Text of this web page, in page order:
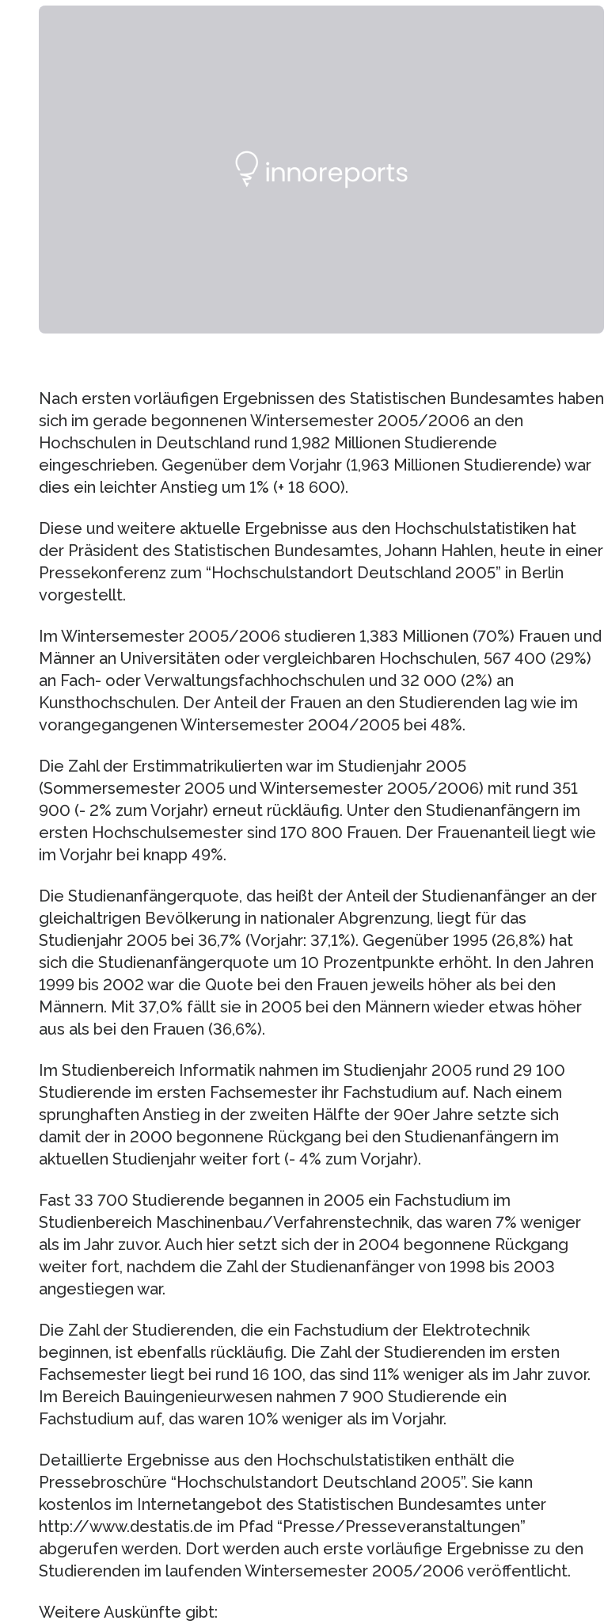
Nach ersten vorläufigen Ergebnissen des Statistischen Bundesamtes haben
sich im gerade begonnenen Wintersemester 2005/2006 an den
Hochschulen in Deutschland rund 1,982 Millionen Studierende
eingeschrieben. Gegenüber dem Vorjahr (1,963 Millionen Studierende) war
dies ein leichter Anstieg um 1% (+ 18 600).
Diese und weitere aktuelle Ergebnisse aus den Hochschulstatistiken hat
der Präsident des Statistischen Bundesamtes, Johann Hahlen, heute in einer
Pressekonferenz zum “Hochschulstandort Deutschland 2005” in Berlin
vorgestellt.
Im Wintersemester 2005/2006 studieren 1,383 Millionen (70%) Frauen und
Männer an Universitäten oder vergleichbaren Hochschulen, 567 400 (29%)
an Fach- oder Verwaltungsfachhochschulen und 32 000 (2%) an
Kunsthochschulen. Der Anteil der Frauen an den Studierenden lag wie im
vorangegangenen Wintersemester 2004/2005 bei 48%.
Die Zahl der Erstimmatrikulierten war im Studienjahr 2005
(Sommersemester 2005 und Wintersemester 2005/2006) mit rund 351
900 (- 2% zum Vorjahr) erneut rückläufig. Unter den Studienanfängern im
ersten Hochschulsemester sind 170 800 Frauen. Der Frauenanteil liegt wie
im Vorjahr bei knapp 49%.
Die Studienanfängerquote, das heißt der Anteil der Studienanfänger an der
gleichaltrigen Bevölkerung in nationaler Abgrenzung, liegt für das
Studienjahr 2005 bei 36,7% (Vorjahr: 37,1%). Gegenüber 1995 (26,8%) hat
sich die Studienanfängerquote um 10 Prozentpunkte erhöht. In den Jahren
1999 bis 2002 war die Quote bei den Frauen jeweils höher als bei den
Männern. Mit 37,0% fällt sie in 2005 bei den Männern wieder etwas höher
aus als bei den Frauen (36,6%).
Im Studienbereich Informatik nahmen im Studienjahr 2005 rund 29 100
Studierende im ersten Fachsemester ihr Fachstudium auf. Nach einem
sprunghaften Anstieg in der zweiten Hälfte der 90er Jahre setzte sich
damit der in 2000 begonnene Rückgang bei den Studienanfängern im
aktuellen Studienjahr weiter fort (- 4% zum Vorjahr).
Fast 33 700 Studierende begannen in 2005 ein Fachstudium im
Studienbereich Maschinenbau/Verfahrenstechnik, das waren 7% weniger
als im Jahr zuvor. Auch hier setzt sich der in 2004 begonnene Rückgang
weiter fort, nachdem die Zahl der Studienanfänger von 1998 bis 2003
angestiegen war.
Die Zahl der Studierenden, die ein Fachstudium der Elektrotechnik
beginnen, ist ebenfalls rückläufig. Die Zahl der Studierenden im ersten
Fachsemester liegt bei rund 16 100, das sind 11% weniger als im Jahr zuvor.
Im Bereich Bauingenieurwesen nahmen 7 900 Studierende ein
Fachstudium auf, das waren 10% weniger als im Vorjahr.
Detaillierte Ergebnisse aus den Hochschulstatistiken enthält die
Pressebroschüre “Hochschulstandort Deutschland 2005”. Sie kann
kostenlos im Internetangebot des Statistischen Bundesamtes unter
http://www.destatis.de im Pfad “Presse/Presseveranstaltungen”
abgerufen werden. Dort werden auch erste vorläufige Ergebnisse zu den
Studierenden im laufenden Wintersemester 2005/2006 veröffentlicht.
Weitere Auskünfte gibt: